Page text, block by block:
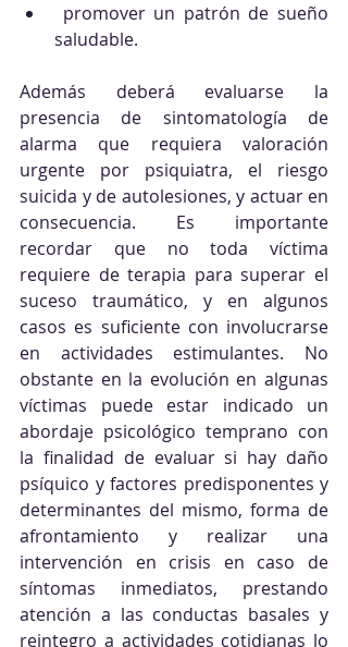
saludable.
Además deberá evaluarse la
presencia de sintomatología de
alarma que requiera valoración
urgente por psiquiatra, el riesgo
suicida y de autolesiones, y actuar en
consecuencia. Es importante
recordar que no toda víctima
requiere de terapia para superar el
suceso traumático, y en algunos
casos es suficiente con involucrarse
en actividades estimulantes. No
obstante en la evolución en algunas
víctimas puede estar indicado un
abordaje psicológico temprano con
la finalidad de evaluar si hay daño
psíquico y factores predisponentes y
determinantes del mismo, forma de
afrontamiento y realizar una
intervención en crisis en caso de
síntomas inmediatos, prestando
atención a las conductas basales y
reintegro a actividades cotidianas lo